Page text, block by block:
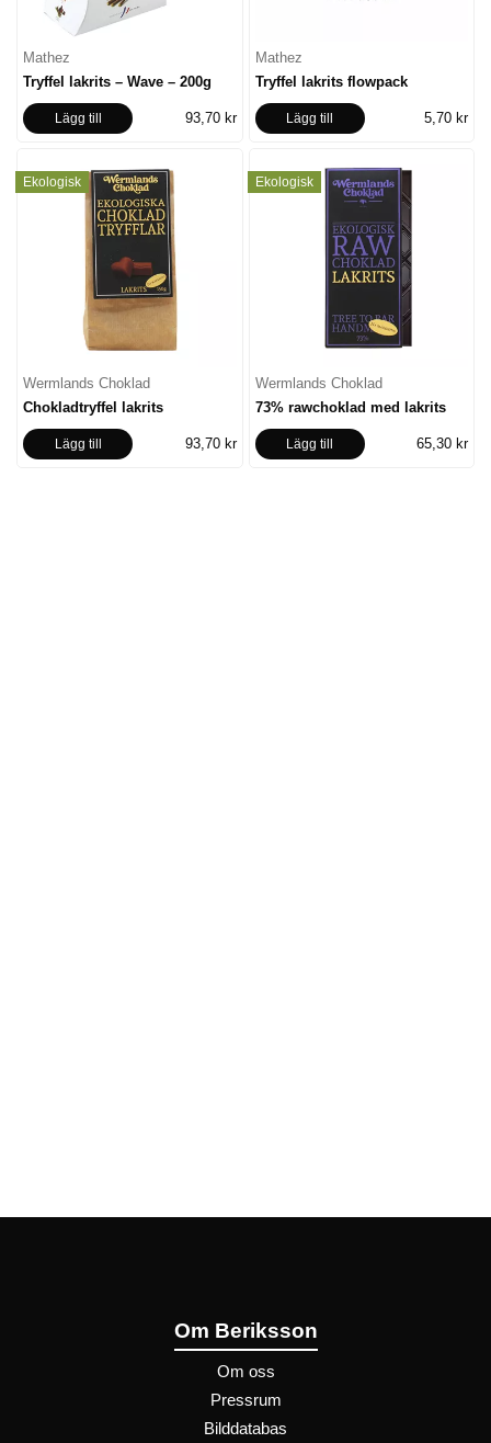
Mathez
Tryffel lakrits – Wave – 200g
Lägg till 93,70 kr
Mathez
Tryffel lakrits flowpack
Lägg till 5,70 kr
Ekologisk
Wermlands Choklad
Chokladtryffel lakrits
Lägg till 93,70 kr
Ekologisk
Wermlands Choklad
73% rawchoklad med lakrits
Lägg till 65,30 kr
Om Beriksson
Om oss
Pressrum
Bilddatabas